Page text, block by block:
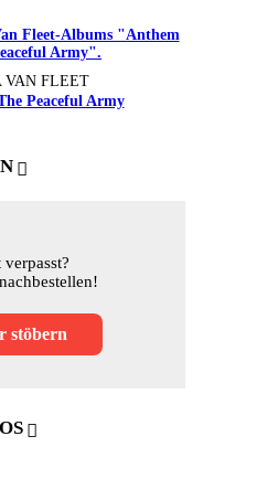
VAN FLEET
Peaceful Army
stöbern